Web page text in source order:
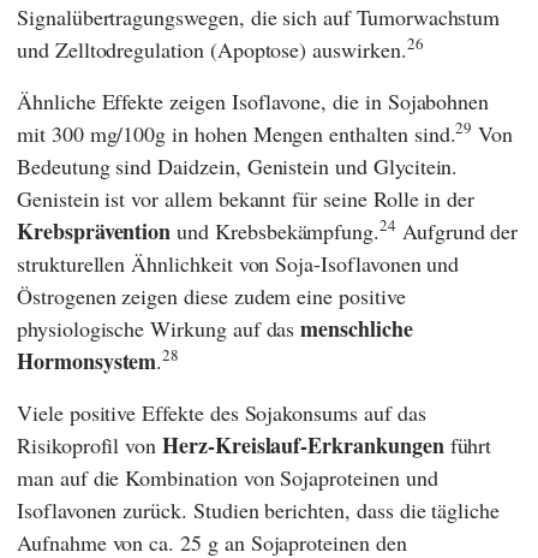
Signalübertragungswegen, die sich auf Tumorwachstum
und Zelltodregulation (Apoptose) auswirken.26
Ähnliche Effekte zeigen Isoflavone, die in Sojabohnen
mit 300 mg/100g in hohen Mengen enthalten sind.29 Von
Bedeutung sind Daidzein, Genistein und Glycitein.
Genistein ist vor allem bekannt für seine Rolle in der
Krebsprävention und Krebsbekämpfung.24 Aufgrund der
strukturellen Ähnlichkeit von Soja-Isoflavonen und
Östrogenen zeigen diese zudem eine positive
physiologische Wirkung auf dasmenschliche
Hormonsystem.28
Viele positive Effekte des Sojakonsums auf das
Risikoprofil vonHerz-Kreislauf-Erkrankungen führt
man auf die Kombination von Sojaproteinen und
Isoflavonen zurück. Studien berichten, dass die tägliche
Aufnahme von ca. 25 g an Sojaproteinen den